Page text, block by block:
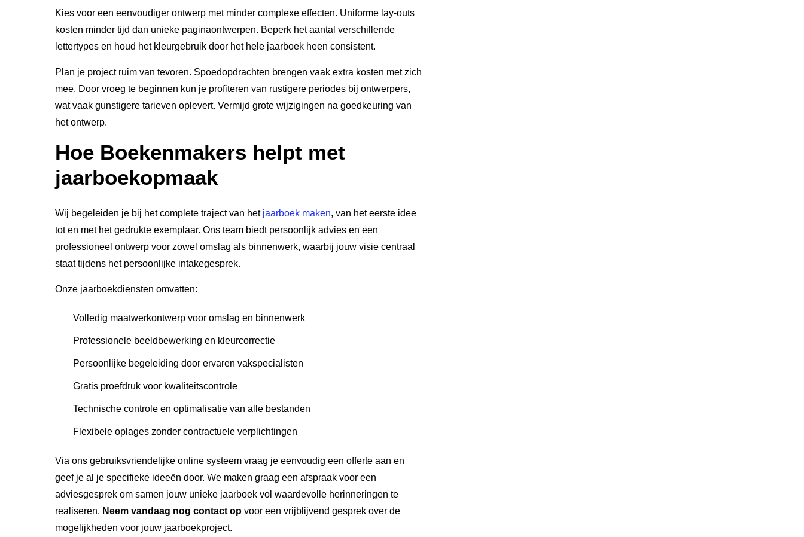
Kies voor een eenvoudiger ontwerp met minder complexe effecten. Uniforme lay-outs
kosten minder tijd dan unieke paginaontwerpen. Beperk het aantal verschillende
lettertypes en houd het kleurgebruik door het hele jaarboek heen consistent.
Plan je project ruim van tevoren. Spoedopdrachten brengen vaak extra kosten met zich
mee. Door vroeg te beginnen kun je profiteren van rustigere periodes bij ontwerpers,
wat vaak gunstigere tarieven oplevert. Vermijd grote wijzigingen na goedkeuring van
het ontwerp.
Hoe Boekenmakers helpt met
jaarboekopmaak
Wij begeleiden je bij het complete traject van het jaarboek maken, van het eerste idee
tot en met het gedrukte exemplaar. Ons team biedt persoonlijk advies en een
professioneel ontwerp voor zowel omslag als binnenwerk, waarbij jouw visie centraal
staat tijdens het persoonlijke intakegesprek.
Onze jaarboekdiensten omvatten:
Volledig maatwerkontwerp voor omslag en binnenwerk
Professionele beeldbewerking en kleurcorrectie
Persoonlijke begeleiding door ervaren vakspecialisten
Gratis proefdruk voor kwaliteitscontrole
Technische controle en optimalisatie van alle bestanden
Flexibele oplages zonder contractuele verplichtingen
Via ons gebruiksvriendelijke online systeem vraag je eenvoudig een offerte aan en
geef je al je specifieke ideeën door. We maken graag een afspraak voor een
adviesgesprek om samen jouw unieke jaarboek vol waardevolle herinneringen te
realiseren. Neem vandaag nog contact op voor een vrijblijvend gesprek over de
mogelijkheden voor jouw jaarboekproject.